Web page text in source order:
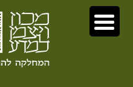
דלג
לתוכן
דלג
לניווט